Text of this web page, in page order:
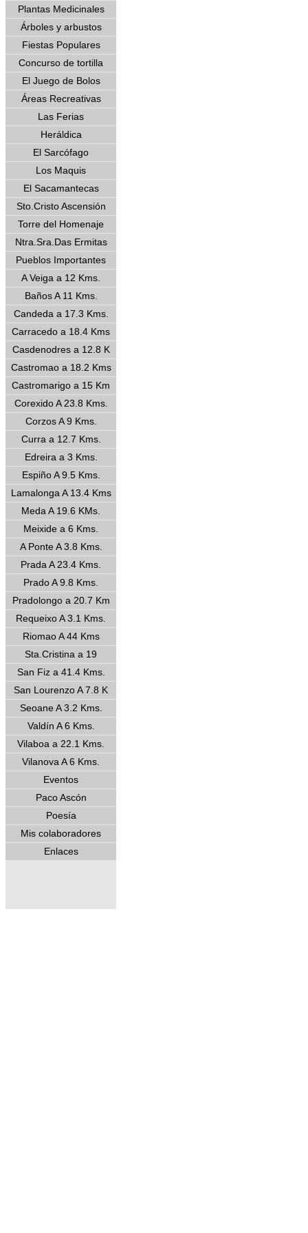
Plantas Medicinales
Árboles y arbustos
Fiestas Populares
Concurso de tortilla
El Juego de Bolos
Áreas Recreativas
Las Ferias
Heráldica
El Sarcófago
Los Maquis
El Sacamantecas
Sto.Cristo Ascensión
Torre del Homenaje
Ntra.Sra.Das Ermitas
Pueblos Importantes
A Veiga a 12 Kms.
Baños A 11 Kms.
Candeda a 17.3 Kms.
Carracedo a 18.4 Kms
Casdenodres a 12.8 K
Castromao a 18.2 Kms
Castromarigo a 15 Km
Corexido A 23.8 Kms.
Corzos A 9 Kms.
Curra a 12.7 Kms.
Edreira a 3 Kms.
Espiño A 9.5 Kms.
Lamalonga A 13.4 Kms
Meda A 19.6 KMs.
Meixide a 6 Kms.
A Ponte A 3.8 Kms.
Prada A 23.4 Kms.
Prado A 9.8 Kms.
Pradolongo a 20.7 Km
Requeixo A 3.1 Kms.
Riomao A 44 Kms
Sta.Cristina a 19
San Fiz a 41.4 Kms.
San Lourenzo A 7.8 K
Seoane A 3.2 Kms.
Valdín A 6 Kms.
Vilaboa a 22.1 Kms.
Vilanova A 6 Kms.
Eventos
Paco Ascón
Poesía
Mis colaboradores
Enlaces